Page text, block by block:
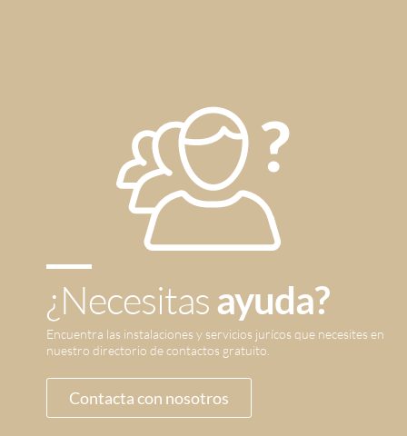
¿Necesitasayuda?
Encuentra las instalaciones y servicios jurícos que necesites en
nuestro directorio de contactos gratuito.
Contacta con nosotros